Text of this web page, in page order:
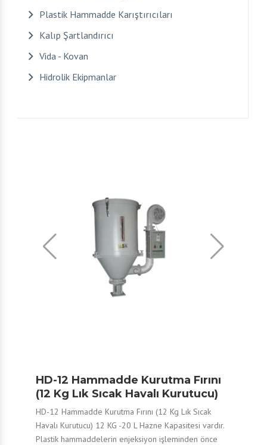
Plastik Hammadde Karıştırıcıları
Kalıp Şartlandırıcı
Vida - Kovan
Hidrolik Ekipmanlar
HD-12 Hammadde Kurutma Fırını
(12 Kg Lık Sıcak Havalı Kurutucu)
HD-12 Hammadde Kurutma Fırını (12 Kg Lık Sıcak
Havalı Kurutucu) 12 KG -20 L Hazne Kapasitesi vardır.
Plastik hammaddelerin enjeksiyon işleminden önce